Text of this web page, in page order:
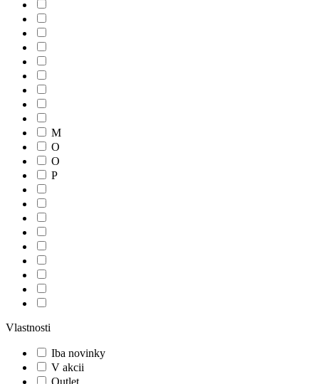
M
O
O
P
Vlastnosti
Iba novinky
V akcii